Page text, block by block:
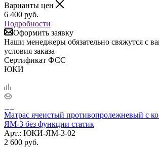
Варианты цен
6 400 руб.
Подробности
Оформить заявку
Наши менеджеры обязательно свяжутся с
условия заказа
Сертификат ФСС
ЮКИ
Матрас ячеистый противопролежневый с
ЯМ-3 без функции статик
Арт.: ЮКИ-ЯМ-3-02
2 600 руб.